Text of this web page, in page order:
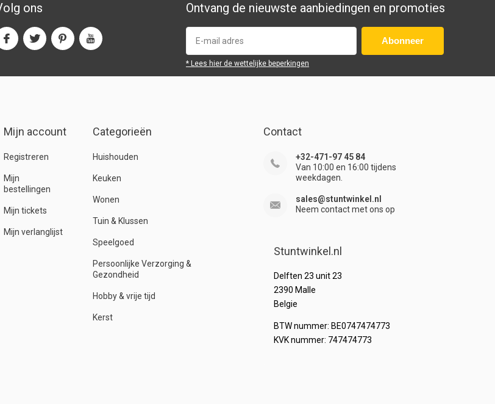
ons Ontvang de nieuwste aanbiedingen en promoties
Abonneer
* Lees hier de wettelijke beperkingen
Mijn account
Registreren
Mijn
bestellingen
Mijn tickets
Mijn verlanglijst
Categorieën
Huishouden
Keuken
Wonen
Tuin & Klussen
Speelgoed
Persoonlijke Verzorging &
Gezondheid
Hobby & vrije tijd
Kerst
Contact
+32-471-97 45 84
Van 10:00 en 16:00 tijdens
weekdagen.
sales@stuntwinkel.nl
Neem contact met ons op
Stuntwinkel.nl
Delften 23 unit 23
2390 Malle
Belgie
BTW nummer: BE0747474773
KVK nummer: 747474773